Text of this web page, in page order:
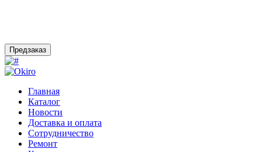
Предзаказ
Главная
Каталог
Новости
Доставка и оплата
Сотрудничество
Ремонт